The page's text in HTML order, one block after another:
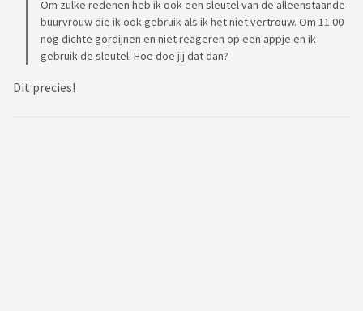
Om zulke redenen heb ik ook een sleutel van de alleenstaande
buurvrouw die ik ook gebruik als ik het niet vertrouw. Om 11.00
nog dichte gordijnen en niet reageren op een appje en ik
gebruik de sleutel. Hoe doe jij dat dan?
Dit precies!